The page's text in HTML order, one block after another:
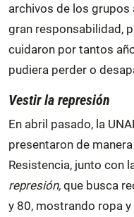
archivos de los grupos
gran responsabilidad,
cuidaron por tantos
pudiera perder o
Vestir la represión
En abril pasado, la
presentaron de
Resistencia, junto con
represión, que busca
y 80, mostrando ropa